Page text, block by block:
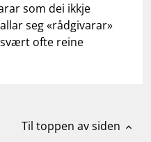
som dei ikkje
seg «rådgivarar»
ofte reine
Til toppen av siden expand_less